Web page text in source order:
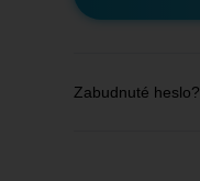
Zabudnuté heslo?